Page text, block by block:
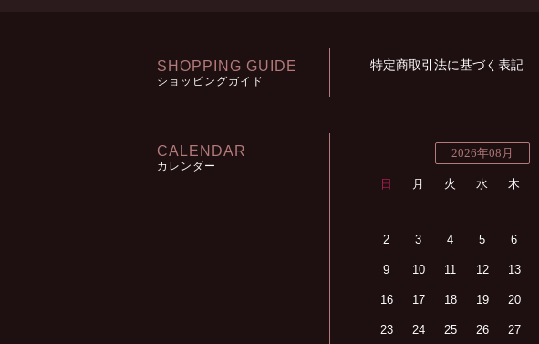
SHOPPING GUIDE
ショッピングガイド
特定商取引法に基づく表記
CALENDAR
カレンダー
2026年08月
日 月 火 水 木
2 3 4 5 6
9 10 11 12 13
16 17 18 19 20
23 24 25 26 27